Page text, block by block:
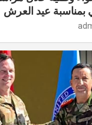
بمناسبة عيد العرش